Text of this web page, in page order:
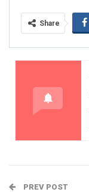
Share on:
Share
PREV POST